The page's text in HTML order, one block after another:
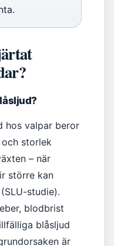
hos valpar beror
storlek
– när
större kan
studie).
blodbrist
blåsljud
är